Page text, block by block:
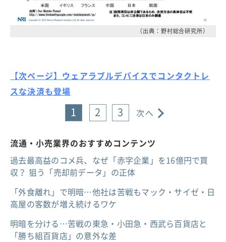
（出典：野村総合研究所）
【次ページ】ウェアラブルデバイスでコンタクトレ
スな決済も登場
1 2 3 次へ
流通・小売業界のおすすめコンテンツ
過去最高益のコメ兵、なぜ「赤字企業」を16億円で買
収？ 狙う「売却前データ」の正体
「外食離れ」で明暗…他社は苦戦もマック・サイゼ・日
高屋の客数が増え続けるワケ
明暗を分ける…苦戦の東急・小田急・西武ら百貨店と
「勝ち組百貨店」の意外な差